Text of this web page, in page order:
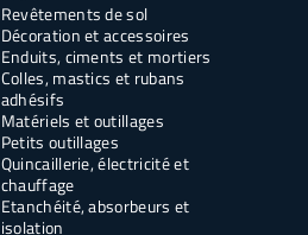
Revêtements de sol
Décoration et accessoires
Enduits, ciments et mortiers
Colles, mastics et rubans
adhésifs
Matériels et outillages
Petits outillages
Quincaillerie, électricité et
chauffage
Etanchéité, absorbeurs et
isolation